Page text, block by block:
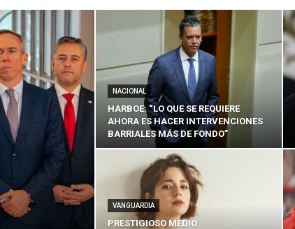
Nación
NACIONAL
HARBOE: “LO QUE SE REQUIERE
AHORA ES HACER INTERVENCIONES
BARRIALES MÁS DE FONDO”
VANGUARDIA
PRESTIGIOSO MEDIO